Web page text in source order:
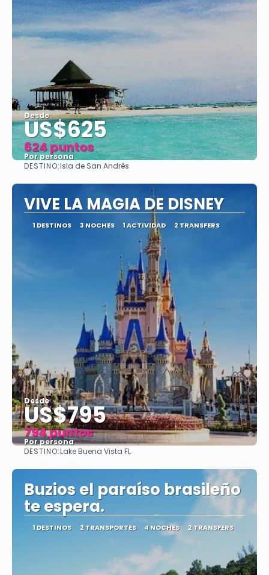
Desde
US$625
624 puntos
Por persona
Ver
DESTINO:Isla de San Andrés
VIVE LA MAGIA DE DISNEY
1 DESTINOS 3 NOCHES 1 ACTIVIDAD 2 TRANSFERS
Desde
US$795
794 puntos
Por persona
Ver
DESTINO:Lake Buena Vista FL
Buzios el paraíso brasileño
te espera.
1 DESTINOS 2 TRANSPORTES 4 NOCHES 2 TRANSFERS